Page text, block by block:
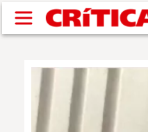
Pasar al contenido principal